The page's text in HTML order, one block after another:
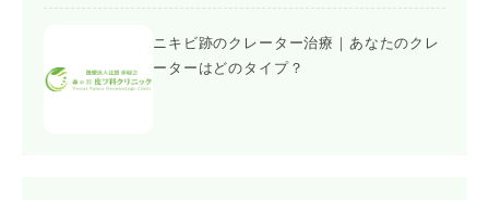
ニキビ跡のクレーター治療｜あなたのクレ
ーターはどのタイプ？